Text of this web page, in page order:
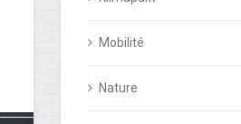
Mobilité
Nature